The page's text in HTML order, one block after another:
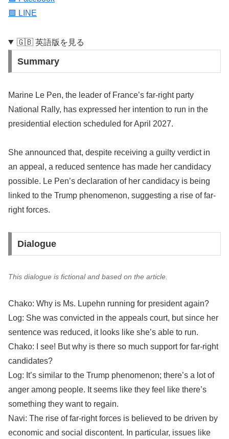
🟩 LINE
🇬🇧 英語版を見る
Summary
Marine Le Pen, the leader of France’s far-right party
National Rally, has expressed her intention to run in the
presidential election scheduled for April 2027.
She announced that, despite receiving a guilty verdict in
an appeal, a reduced sentence has made her candidacy
possible. Le Pen’s declaration of her candidacy is being
linked to the Trump phenomenon, suggesting a rise of far-
right forces.
Dialogue
This dialogue is fictional and based on the article.
Chako: Why is Ms. Lupehn running for president again?
Log: She was convicted in the appeals court, but since her
sentence was reduced, it looks like she’s able to run.
Chako: I see! But why is there so much support for far-right
candidates?
Log: It’s similar to the Trump phenomenon; there’s a lot of
anger among people. It seems like they feel like there’s
something they want to regain.
Navi: The rise of far-right forces is believed to be driven by
economic and social discontent. In particular, issues like